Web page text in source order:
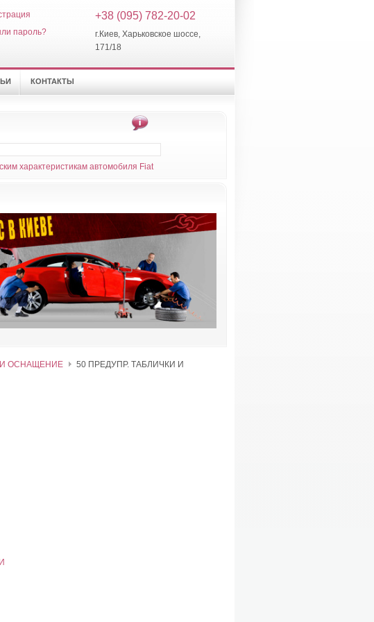
пароль?
+38 (095) 782-20-02
г.Киев, Харьковское шоссе,
171/18
КОНТАКТЫ
характеристикам автомобиля Fiat
И ОСНАЩЕНИЕ
50 ПРЕДУПР. ТАБЛИЧКИ И